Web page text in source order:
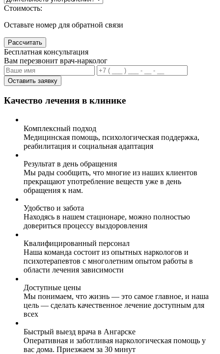
Стоимость:
Оставьте номер для обратной связи
Рассчитать
Бесплатная консультация
Вам перезвонит врач-нарколог
Оставить заявку
Качество лечения в клинике
Комплексный подход
Медицинская помощь, психологическая поддержка,
реабилитация и социальная адаптация
Результат в день обращения
Мы рады сообщить, что многие из наших клиентов
прекращают употребление веществ уже в день
обращения к нам.
Удобство и забота
Находясь в нашем стационаре, можно полностью
довериться процессу выздоровления
Квалифицированный персонал
Наша команда состоит из опытных наркологов и
психотерапевтов с многолетним опытом работы в
области лечения зависимости
Доступные цены
Мы понимаем, что жизнь — это самое главное, и наша
цель — сделать качественное лечение доступным для
всех
Быстрый выезд врача в Ангарске
Оперативная и заботливая наркологическая помощь у
вас дома. Приезжаем за 30 минут